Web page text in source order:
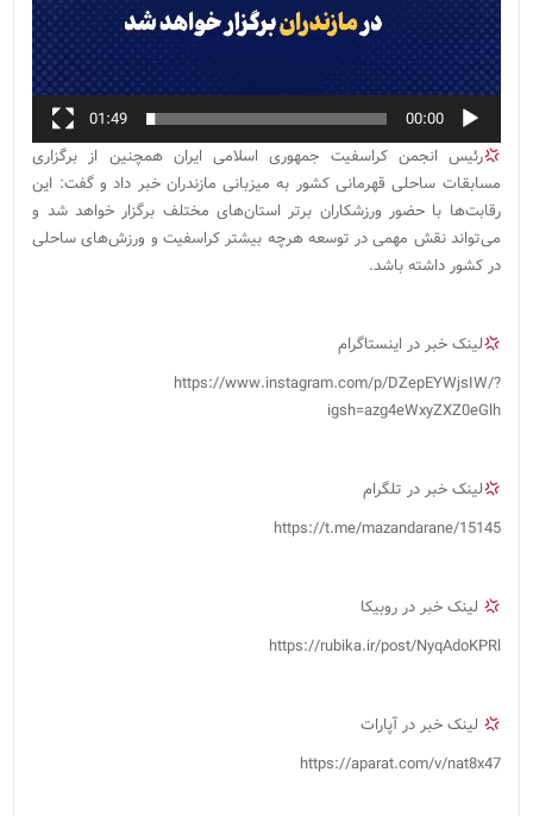
00:00
01:49
رئیس انجمن کراسفیت جمهوری اسلامی ایران همچنین از برگزاری
مسابقات ساحلی قهرمانی کشور به میزبانی مازندران خبر داد و گفت: این
رقابت‌ها با حضور ورزشکاران برتر استان‌های مختلف برگزار خواهد شد و
می‌تواند نقش مهمی در توسعه هرچه بیشتر کراسفیت و ورزش‌های ساحلی
در کشور داشته باشد.
لینک خبر در اینستاگرام
https://www.instagram.com/p/DZepEYWjsIW/?
igsh=azg4eWxyZXZ0eGlh
لینک خبر در تلگرام
https://t.me/mazandarane/15145
لینک خبر در روبیکا
https://rubika.ir/post/NyqAdoKPRl
لینک خبر در آپارات
https://aparat.com/v/nat8x47